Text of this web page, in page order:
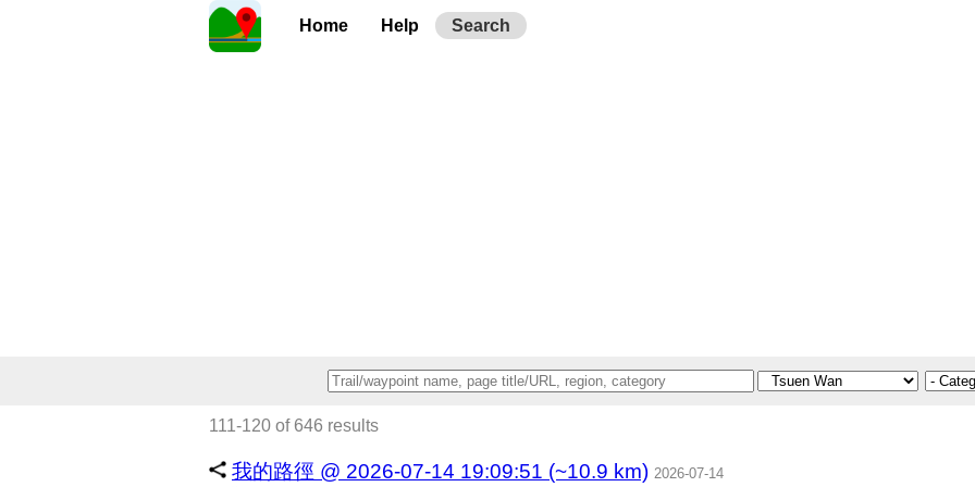
Home Help Search
111-120 of 646 results
我的路徑 @ 2026-07-14 19:09:51 (~10.9 km) 2026-07-14